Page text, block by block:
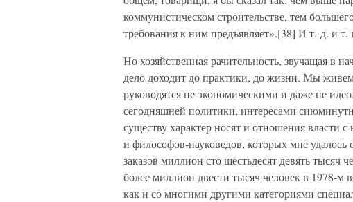
коммунистическом строительстве, тем
требования к ним предъявляет».[38] И т. д. и т.
Но хозяйственная рачительность, звучащая в
дело доходит до практики, до жизни. Мы
руководятся не экономическими и даже не
сегодняшней политики, интересами
существу характер носят и отношения
и философов-науковедов, которых мне
заказов миллион сто шестьдесят девять тысяч
более миллион двести тысяч человек в 1978-
как и со многими другими категориями